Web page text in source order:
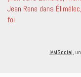
Jean Rene dans
foi
IAMSocial,